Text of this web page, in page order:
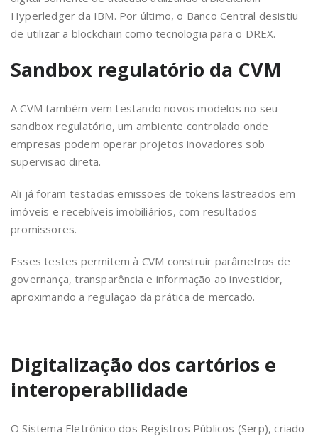
Hyperledger da IBM. Por último, o Banco Central desistiu
de utilizar a blockchain como tecnologia para o DREX.
Sandbox regulatório da CVM
A CVM também vem testando novos modelos no seu
sandbox regulatório, um ambiente controlado onde
empresas podem operar projetos inovadores sob
supervisão direta.
Ali já foram testadas emissões de tokens lastreados em
imóveis e recebíveis imobiliários, com resultados
promissores.
Esses testes permitem à CVM construir parâmetros de
governança, transparência e informação ao investidor,
aproximando a regulação da prática de mercado.
Digitalização dos cartórios e
interoperabilidade
O Sistema Eletrônico dos Registros Públicos (Serp), criado